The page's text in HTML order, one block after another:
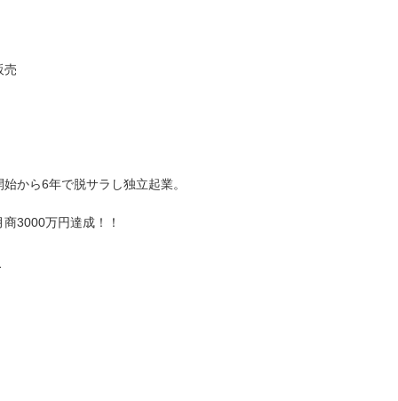
売
から6年で脱サラし独立起業。
3000万円達成！！